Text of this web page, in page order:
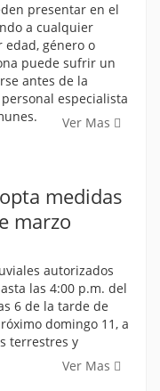
presentar en el
a cualquier
género o
puede sufrir un
antes de la
especialista
Ver Mas
medidas
marzo
autorizados
las 4:00 p.m. del
6 de la tarde de
domingo 11, a
terrestres y
Ver Mas